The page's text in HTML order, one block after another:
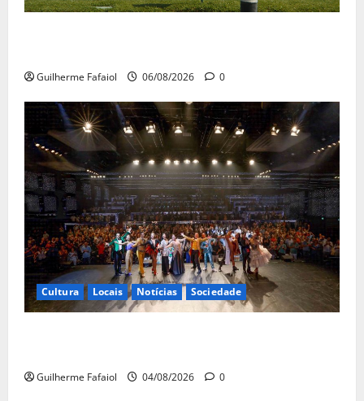
Guilherme Fafaiol 06/08/2026 0
Cultura Locais Notícias Sociedade
Guilherme Fafaiol 04/08/2026 0